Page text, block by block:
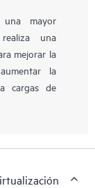
una mayor
una
mejorar la
la
cargas de